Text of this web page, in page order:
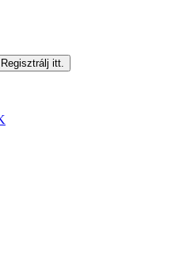
Regisztrálj itt.